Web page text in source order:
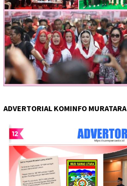
ADVERTORIAL KOMINFO MURATARA